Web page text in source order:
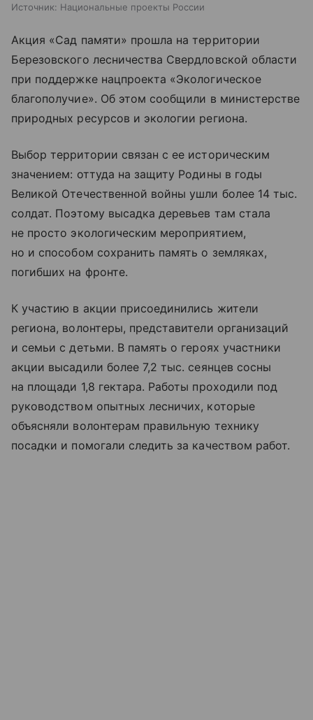
Источник: Национальные проекты России
Акция «Сад памяти» прошла на территории
Березовского лесничества Свердловской области
при поддержке нацпроекта «Экологическое
благополучие». Об этом сообщили в министерстве
природных ресурсов и экологии региона.
Выбор территории связан с ее историческим
значением: оттуда на защиту Родины в годы
Великой Отечественной войны ушли более 14 тыс.
солдат. Поэтому высадка деревьев там стала
не просто экологическим мероприятием,
но и способом сохранить память о земляках,
погибших на фронте.
К участию в акции присоединились жители
региона, волонтеры, представители организаций
и семьи с детьми. В память о героях участники
акции высадили более 7,2 тыс. сеянцев сосны
на площади 1,8 гектара. Работы проходили под
руководством опытных лесничих, которые
объясняли волонтерам правильную технику
посадки и помогали следить за качеством работ.